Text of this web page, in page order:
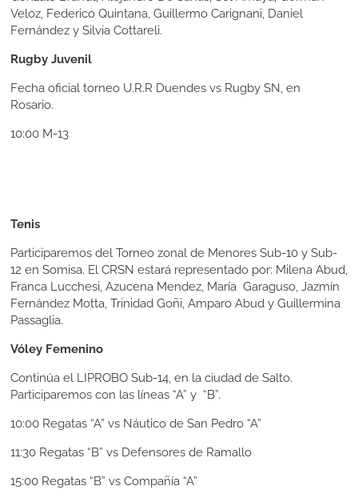
Veloz, Federico Quintana, Guillermo Carignani, Daniel
Fernández y Silvia Cottareli.
Rugby Juvenil
Fecha oficial torneo U.R.R Duendes vs Rugby SN, en
Rosario.
10:00 M-13
Tenis
Participaremos del Torneo zonal de Menores Sub-10 y Sub-
12 en Somisa. El CRSN estará representado por: Milena Abud,
Franca Lucchesi, Azucena Mendez, María Garaguso, Jazmín
Fernández Motta, Trinidad Goñi, Amparo Abud y Guillermina
Passaglia.
Vóley Femenino
Continúa el LIPROBO Sub-14, en la ciudad de Salto.
Participaremos con las líneas “A” y “B”.
10:00 Regatas “A” vs Náutico de San Pedro “A”
11:30 Regatas “B” vs Defensores de Ramallo
15:00 Regatas “B” vs Compañía “A”